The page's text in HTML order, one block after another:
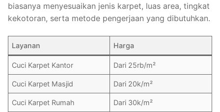
biasanya menyesuaikan jenis karpet, luas area, tingkat
kekotoran, serta metode pengerjaan yang dibutuhkan.
Layanan Harga
Cuci Karpet Kantor Dari 25rb/m²
Cuci Karpet Masjid Dari 20k/m²
Cuci Karpet Rumah Dari 30k/m²